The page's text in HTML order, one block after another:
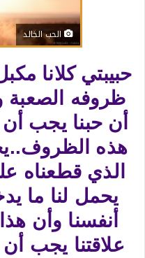
الحب الخالد
حبيبتي كلانا
ظروفه الصعبة
أن حبنا يجب
هذه
الذي قطعناه
يحمل لنا ما
أنفسنا وأن
علاقتنا يجب أن